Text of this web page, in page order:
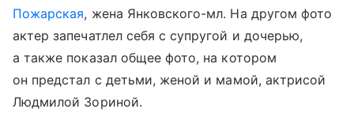
Пожарская, жена Янковского-мл. На другом фото
актер запечатлел себя с супругой и дочерью,
а также показал общее фото, на котором
он предстал с детьми, женой и мамой, актрисой
Людмилой Зориной.